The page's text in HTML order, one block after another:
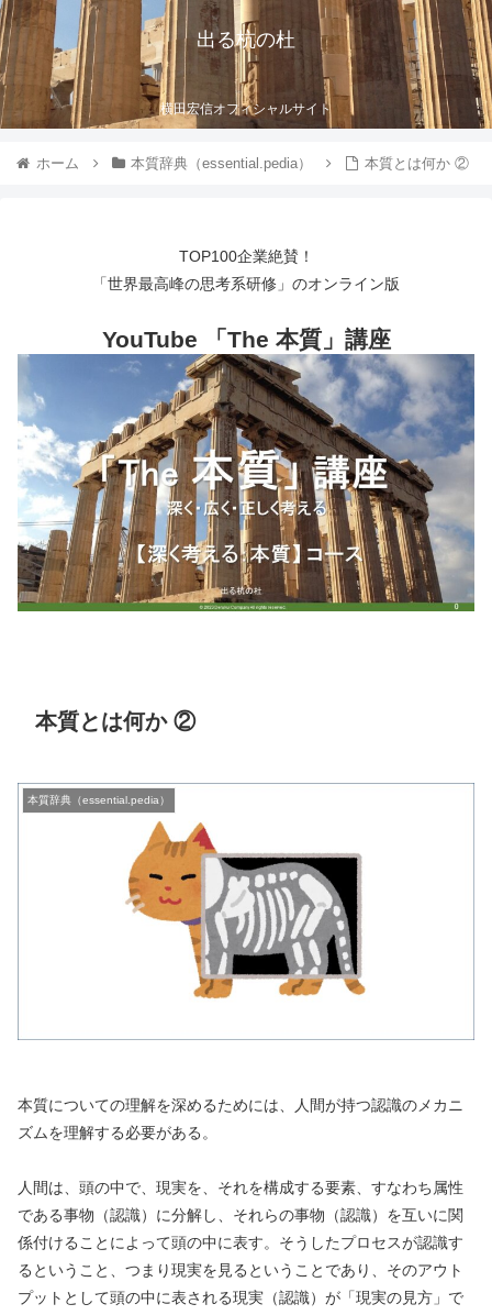
出る杭の杜
横田宏信オフィシャルサイト
ホーム 本質辞典（essential.pedia） 本質とは何か ②
TOP100企業絶賛！
「世界最高峰の思考系研修」のオンライン版
YouTube 「The 本質」講座
本質とは何か ②
本質辞典（essential.pedia）
本質についての理解を深めるためには、人間が持つ認識のメカニ
ズムを理解する必要がある。
人間は、頭の中で、現実を、それを構成する要素、すなわち属性
である事物（認識）に分解し、それらの事物（認識）を互いに関
係付けることによって頭の中に表す。そうしたプロセスが認識す
るということ、つまり現実を見るということであり、そのアウト
プットとして頭の中に表される現実（認識）が「現実の見方」で